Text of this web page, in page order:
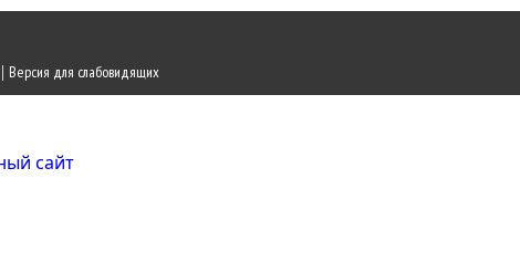
| Версия для слабовидящих